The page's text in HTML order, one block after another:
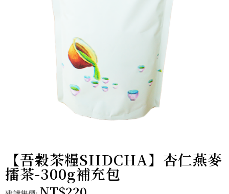
【吾穀茶糧SIIDCHA】杏仁燕麥
擂茶-300g補充包